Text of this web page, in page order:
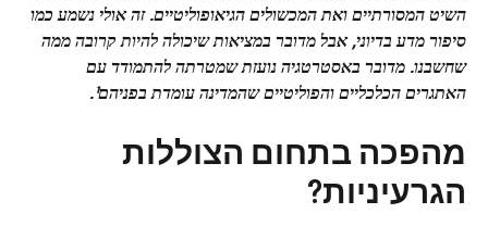
השיט המסורתיים ואת המכשולים הגיאופוליטיים. זה אולי נשמע כמו
סיפור מדע בדיוני, אבל מדובר במציאות שיכולה להיות קרובה ממה
שחשבנו. מדובר באסטרטגיה נועזת שמטרתה להתמודד עם
האתגרים הכלכליים והפוליטיים שהמדינה עומדת בפניהם¹.
מהפכה בתחום הצוללות
הגרעיניות?